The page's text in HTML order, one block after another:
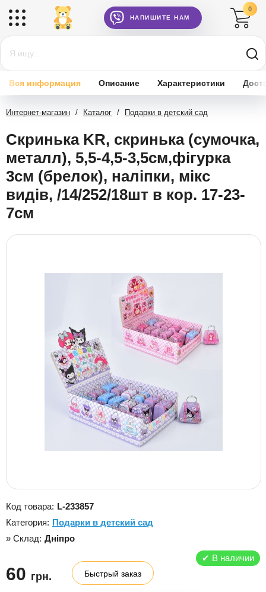
НАПИШИТЕ НАМ
0
Вся информация Описание Характеристики
Интернет-магазин / Каталог / Подарки в детский сад
Скринька KR, скринька (сумочка,
металл), 5,5-4,5-3,5см,фігурка
3см (брелок), наліпки, мікс
видів, /14/252/18шт в кор. 17-23-
7см
Код товара: L-233857
Категория: Подарки в детский сад
» Склад: Дніпро
✔ В наличии
60 грн. Быстрый заказ